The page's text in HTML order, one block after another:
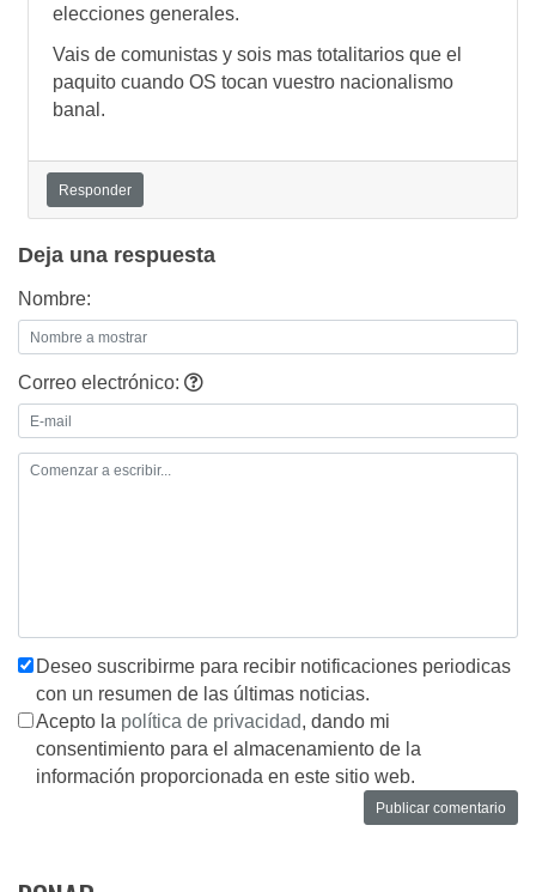
elecciones generales.
Vais de comunistas y sois mas totalitarios que el
paquito cuando OS tocan vuestro nacionalismo
banal.
Responder
Deja una respuesta
Nombre:
Correo electrónico:
Deseo suscribirme para recibir notificaciones periodicas
con un resumen de las últimas noticias.
Acepto la política de privacidad, dando mi
consentimiento para el almacenamiento de la
información proporcionada en este sitio web.